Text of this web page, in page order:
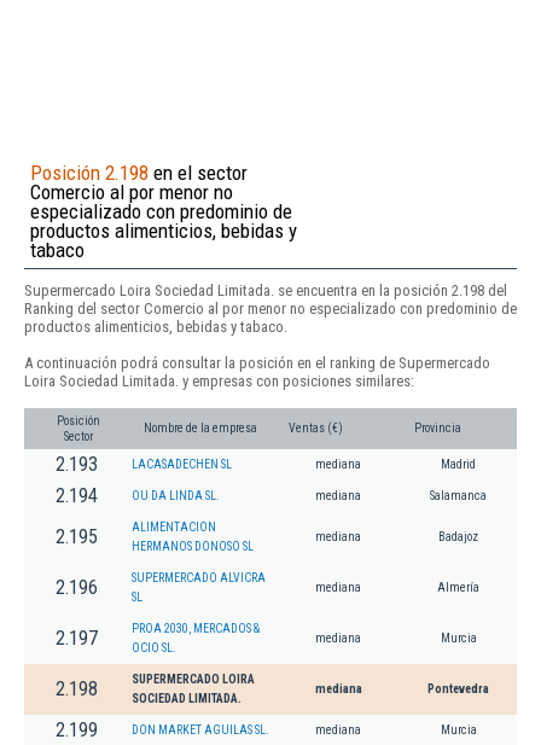
Posición 2.198 en el sector
Comercio al por menor no
especializado con predominio de
productos alimenticios, bebidas y
tabaco
Supermercado Loira Sociedad Limitada. se encuentra en la posición 2.198 del
Ranking del sector Comercio al por menor no especializado con predominio de
productos alimenticios, bebidas y tabaco.
A continuación podrá consultar la posición en el ranking de Supermercado
Loira Sociedad Limitada. y empresas con posiciones similares:
Posición
Sector
Nombre de la empresa Ventas (€) Provincia
2.193 LACASADECHEN SL mediana Madrid
2.194 OU DA LINDA SL. mediana Salamanca
2.195
ALIMENTACION
HERMANOS DONOSO SL
mediana Badajoz
2.196
SUPERMERCADO ALVICRA
SL
mediana Almería
2.197
PROA 2030, MERCADOS &
OCIO SL.
mediana Murcia
2.198
SUPERMERCADO LOIRA
SOCIEDAD LIMITADA.
mediana Pontevedra
2.199 DON MARKET AGUILAS SL. mediana Murcia